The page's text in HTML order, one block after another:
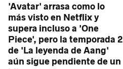
'Avatar' arrasa como lo
más visto en Netflix y
supera incluso a 'One
Piece', pero la temporada 2
de 'La leyenda de Aang'
aún sigue pendiente de un